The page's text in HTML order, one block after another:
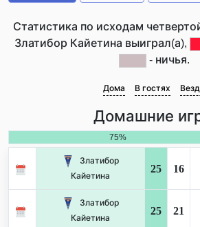
Статистика по исходам
Златибор Кайетина выиграл(а),
- ничья.
Дома В гостях
Домашние
75%
Златибор
Кайетина
25 16
Златибор
Кайетина
25 21